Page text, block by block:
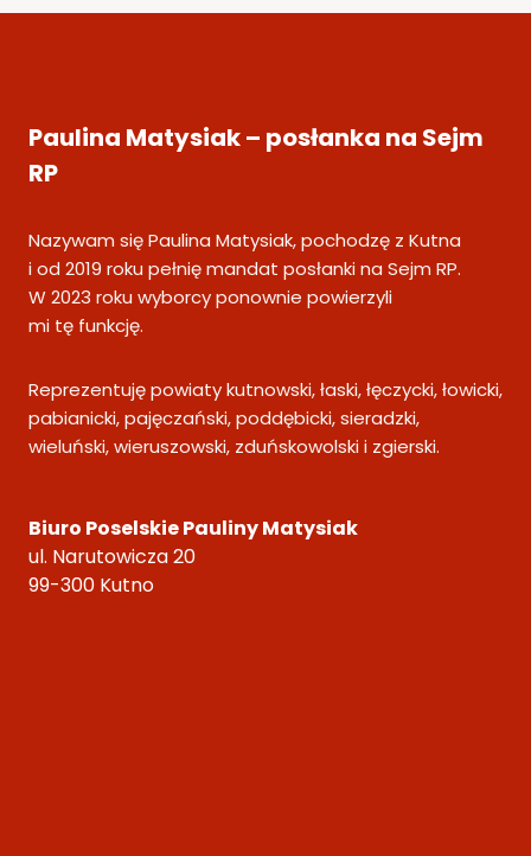
Paulina Matysiak – posłanka na Sejm
RP
Nazywam się Paulina Matysiak, pochodzę z Kutna
i od 2019 roku pełnię mandat posłanki na Sejm RP.
W 2023 roku wyborcy ponownie powierzyli
mi tę funkcję.
Reprezentuję powiaty kutnowski, łaski, łęczycki, łowicki,
pabianicki, pajęczański, poddębicki, sieradzki,
wieluński, wieruszowski, zduńskowolski i zgierski.
Biuro Poselskie Pauliny Matysiak
ul. Narutowicza 20
99-300 Kutno